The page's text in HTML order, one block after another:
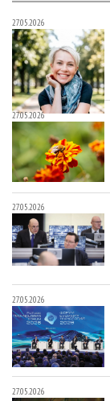
27.05.2026
27.05.2026
27.05.2026
27.05.2026
27.05.2026